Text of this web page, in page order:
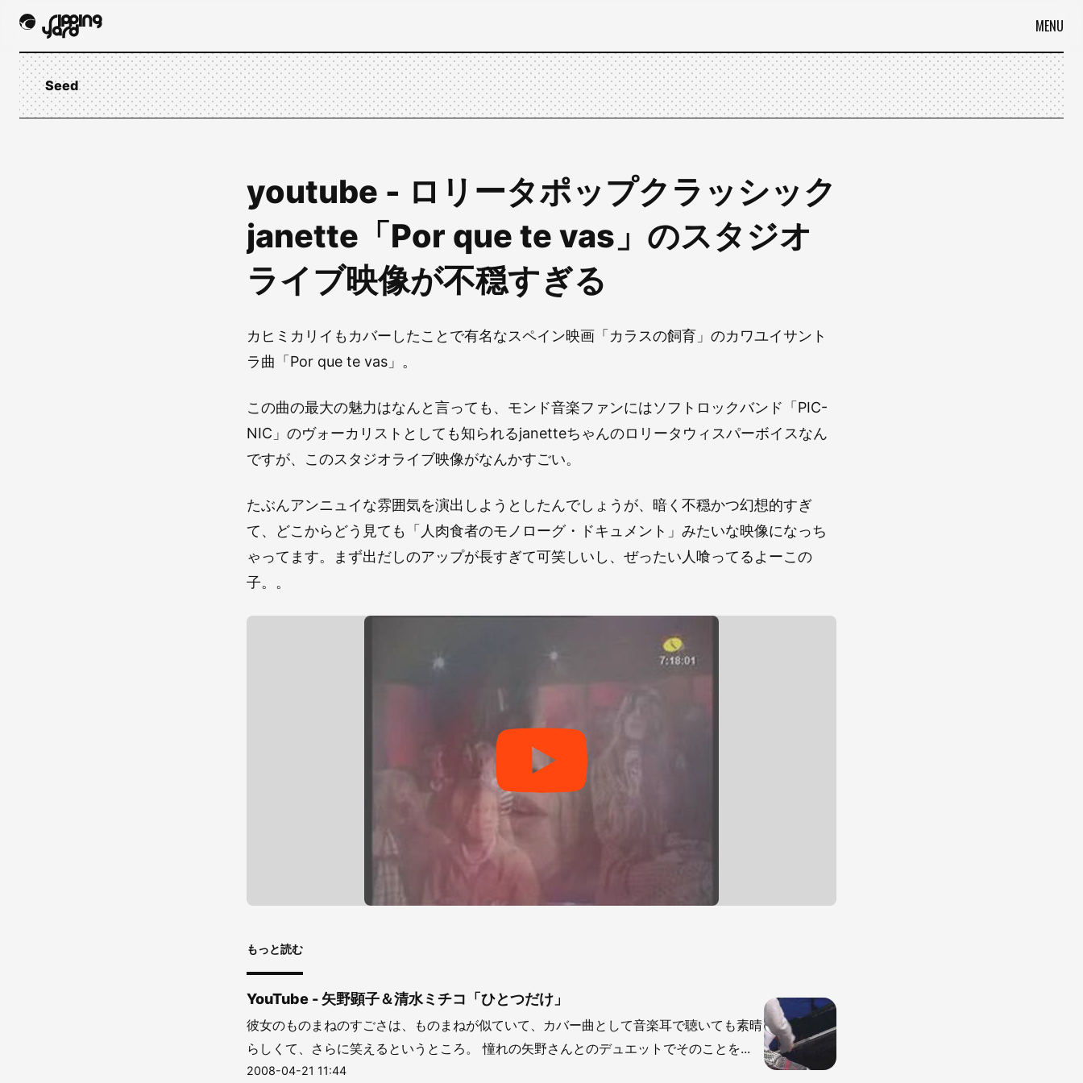
MENU
Seed
youtube - ロリータポップクラッシック
janette「Por que te vas」のスタジオ
ライブ映像が不穏すぎる
カヒミカリイもカバーしたことで有名なスペイン映画「カラスの飼育」のカワユイサント
ラ曲「Por que te vas」。
この曲の最大の魅力はなんと言っても、モンド音楽ファンにはソフトロックバンド「PIC-
NIC」のヴォーカリストとしても知られるjanetteちゃんのロリータウィスパーボイスなん
ですが、このスタジオライブ映像がなんかすごい。
たぶんアンニュイな雰囲気を演出しようとしたんでしょうが、暗く不穏かつ幻想的すぎ
て、どこからどう見ても「人肉食者のモノローグ・ドキュメント」みたいな映像になっち
ゃってます。まず出だしのアップが長すぎて可笑しいし、ぜったい人喰ってるよーこの
子。。
もっと読む
YouTube - 矢野顕子＆清水ミチコ「ひとつだけ」
彼女のものまねのすごさは、ものまねが似ていて、カバー曲として音楽耳で聴いても素晴
らしくて、さらに笑えるというところ。 憧れの矢野さんとのデュエットでそのことを...
2008-04-21 11:44